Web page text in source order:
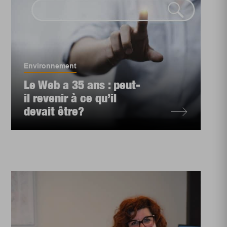
Environnement
Le Web a 35 ans : peut-
il revenir à ce qu’il
devait être?